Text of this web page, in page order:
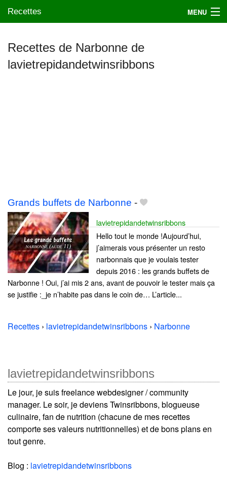
Recettes MENU
Mes blogs préférés
Recettes de Narbonne de
lavietrepidandetwinsribbons
Grands buffets de Narbonne -
lavietrepidandetwinsribbons
Hello tout le monde !Aujourd’hui,
j’aimerais vous présenter un resto
narbonnais que je voulais tester
depuis 2016 : les grands buffets de
Narbonne ! Oui, j’ai mis 2 ans, avant de pouvoir le tester mais ça
se justifie :_je n’habite pas dans le coin de… L’article...
Recettes › lavietrepidandetwinsribbons › Narbonne
lavietrepidandetwinsribbons
Le jour, je suis freelance webdesigner / community
manager. Le soir, je deviens Twinsribbons, blogueuse
culinaire, fan de nutrition (chacune de mes recettes
comporte ses valeurs nutritionnelles) et de bons plans en
tout genre.
Blog : lavietrepidandetwinsribbons